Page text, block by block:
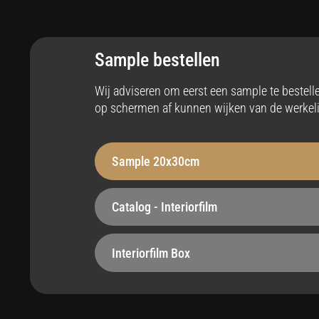
Stabiliteit
Robuust - 210 µm
Hittebestendig
tot max 110°C
Onderhoudsvriendelijk
Easy apply
Sample bestellen
Wij adviseren om eerst een sample te
op schermen af kunnen wijken van de
Sample 20x30cm
Catalog - Interiorfilm
Interiorfilm Box